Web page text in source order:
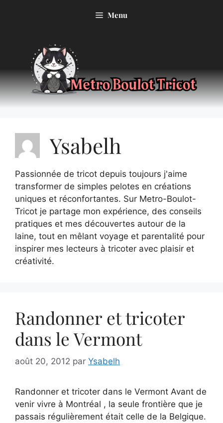
Menu
Ysabelh
Passionnée de tricot depuis toujours j'aime
transformer de simples pelotes en créations
uniques et réconfortantes. Sur Metro-Boulot-
Tricot je partage mon expérience, des conseils
pratiques et mes découvertes autour de la
laine, tout en mêlant voyage et parentalité pour
inspirer mes lecteurs à tricoter avec plaisir et
créativité.
Randonner et tricoter
dans le Vermont
août 20, 2012 par Ysabelh
Randonner et tricoter dans le Vermont Avant de
venir vivre à Montréal , la seule frontière que je
passais régulièrement était celle de la Belgique.